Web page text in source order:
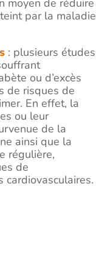
moyen de réduire
par la maladie
: plusieurs études
ou d’excès
de risques de
En effet, la
ou leur
de la
ainsi que la
régulière,
de
cardiovasculaires.